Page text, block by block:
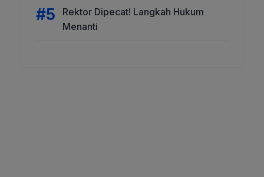
Rektor Dipecat! Langkah Hukum
Menanti